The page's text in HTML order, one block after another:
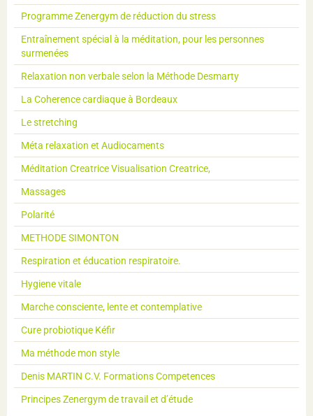
Programme Zenergym de réduction du stress
Entraînement spécial à la méditation, pour les personnes
surmenées
Relaxation non verbale selon la Méthode Desmarty
La Coherence cardiaque à Bordeaux
Le stretching
Méta relaxation et Audiocaments
Méditation Creatrice Visualisation Creatrice,
Massages
Polarité
METHODE SIMONTON
Respiration et éducation respiratoire.
Hygiene vitale
Marche consciente, lente et contemplative
Cure probiotique Kéfir
Ma méthode mon style
Denis MARTIN C.V. Formations Competences
Principes Zenergym de travail et d’étude